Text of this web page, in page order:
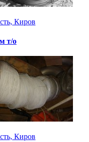
Киров
т/о
Киров